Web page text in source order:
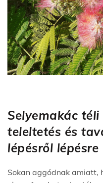
Selyemakác
teleltetés és
lépésről lépésre
Sokan aggódnak amiatt,